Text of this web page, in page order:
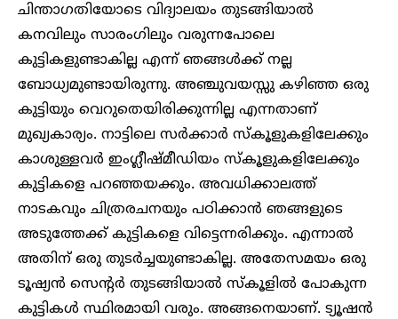
ചിന്താഗതിയോടെ വിദ്യാലയം തുടങ്ങിയാൽ
കനവിലും സാരംഗിലും വരുന്നപോലെ
കുട്ടികളുണ്ടാകില്ല എന്ന് ഞങ്ങൾക്ക് നല്ല
ബോധ്യമുണ്ടായിരുന്നു. അഞ്ചുവയസ്സു കഴിഞ്ഞ ഒരു
കുട്ടിയും വെറുതെയിരിക്കുന്നില്ല എന്നതാണ്
മുഖ്യകാര്യം. നാട്ടിലെ സർക്കാർ സ്കൂളുകളിലേക്കും
കാശുള്ളവർ ഇംഗ്ലീഷ്മീഡിയം സ്കൂളുകളിലേക്കും
കുട്ടികളെ പറഞ്ഞയക്കും. അവധിക്കാലത്ത്
നാടകവും ചിത്രരചനയും പഠിക്കാൻ ഞങ്ങളുടെ
അടുത്തേക്ക് കുട്ടികളെ വിട്ടെന്നരിക്കും. എന്നാൽ
അതിന് ഒരു തുടർച്ചയുണ്ടാകില്ല. അതേസമയം ഒരു
ടൂഷ്യൻ സെന്റർ തുടങ്ങിയാൽ സ്കൂളിൽ പോകുന്ന
കുട്ടികൾ സ്ഥിരമായി വരും. അങ്ങനെയാണ്. ട്യൂഷൻ